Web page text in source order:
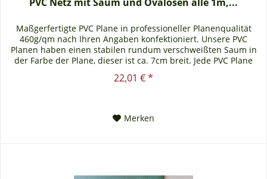
Maßgerfertigte PVC Plane in professioneller Planenqualität
460g/qm nach Ihren Angaben konfektioniert. Unsere PVC
Planen haben einen stabilen rundum verschweißten Saum in
der Farbe der Plane, dieser ist ca. 7cm breit. Jede PVC Plane
22,01 € *
Merken